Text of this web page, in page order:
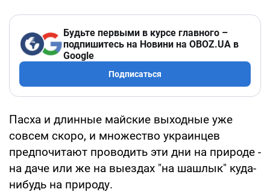
Будьте первыми в курсе главного –
подпишитесь на Новини на OBOZ.UA в
Google
Подписаться
Пасха и длинные майские выходные уже
совсем скоро, и множество украинцев
предпочитают проводить эти дни на природе -
на даче или же на выездах "на шашлык" куда-
нибудь на природу.